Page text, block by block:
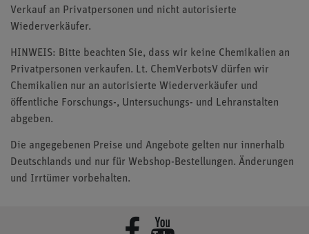
Verkauf an Privatpersonen und nicht autorisierte
Wiederverkäufer.
HINWEIS: Bitte beachten Sie, dass wir keine Chemikalien an
Privatpersonen verkaufen. Lt. ChemVerbotsV dürfen wir
Chemikalien nur an autorisierte Wiederverkäufer und
öffentliche Forschungs-, Untersuchungs- und Lehranstalten
abgeben.
Die angegebenen Preise und Angebote gelten nur innerhalb
Deutschlands und nur für Webshop-Bestellungen. Änderungen
und Irrtümer vorbehalten.